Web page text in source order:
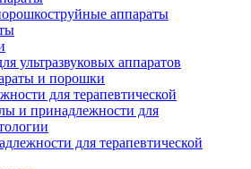
аппараты
ультразвуковых аппаратов
и порошки
для терапевтической
и принадлежности для
для терапевтической